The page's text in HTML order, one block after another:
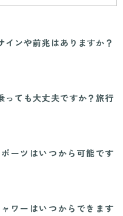
ンや前兆はありますか？
っても大丈夫ですか？旅行
ーツはいつから可能です
ワーはいつからできます